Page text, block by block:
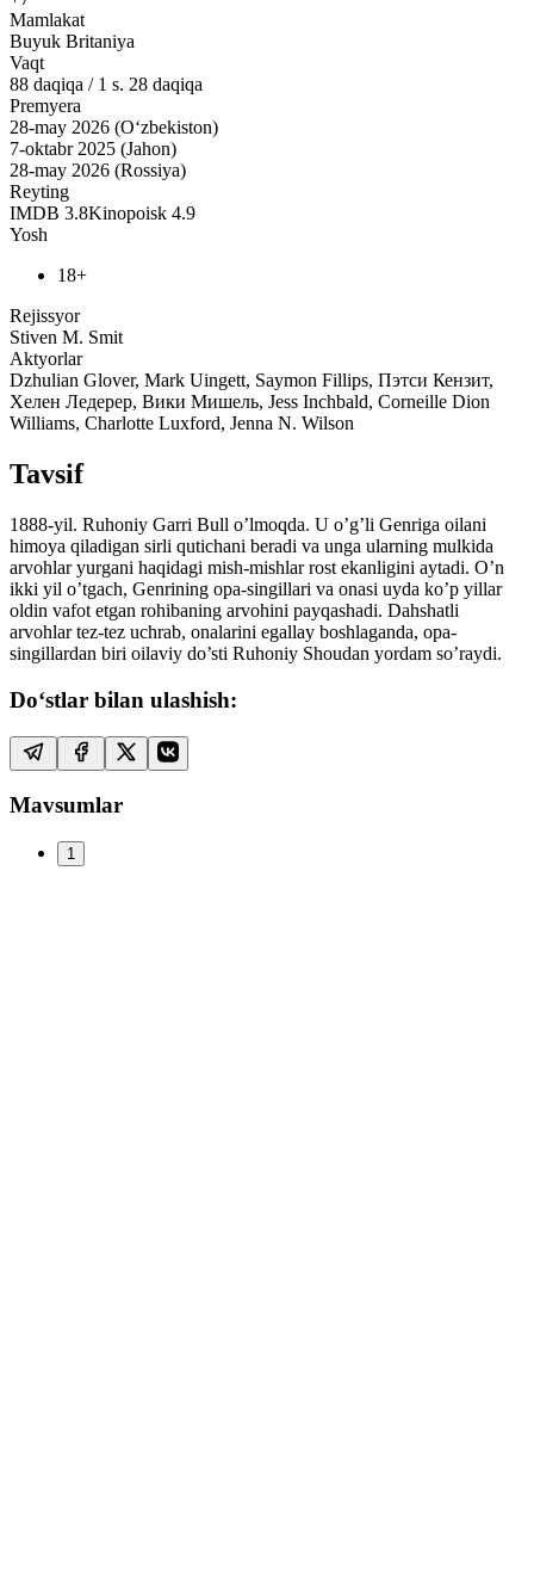
Mamlakat
Buyuk Britaniya
Vaqt
88 daqiqa / 1 s. 28 daqiqa
Premyera
28-may 2026 (O‘zbekiston)
7-oktabr 2025 (Jahon)
28-may 2026 (Rossiya)
Reyting
IMDB 3.8Kinopoisk 4.9
Yosh
18+
Rejissyor
Stiven M. Smit
Aktyorlar
Dzhulian Glover, Mark Uingett, Saymon Fillips, Пэтси Кензит,
Хелен Ледерер, Вики Мишель, Jess Inchbald, Corneille Dion
Williams, Charlotte Luxford, Jenna N. Wilson
Tavsif
1888-yil. Ruhoniy Garri Bull o’lmoqda. U o’g’li Genriga oilani
himoya qiladigan sirli qutichani beradi va unga ularning mulkida
arvohlar yurgani haqidagi mish-mishlar rost ekanligini aytadi. O’n
ikki yil o’tgach, Genrining opa-singillari va onasi uyda ko’p yillar
oldin vafot etgan rohibaning arvohini payqashadi. Dahshatli
arvohlar tez-tez uchrab, onalarini egallay boshlaganda, opa-
singillardan biri oilaviy do’sti Ruhoniy Shoudan yordam so’raydi.
Do‘stlar bilan ulashish:
Mavsumlar
1